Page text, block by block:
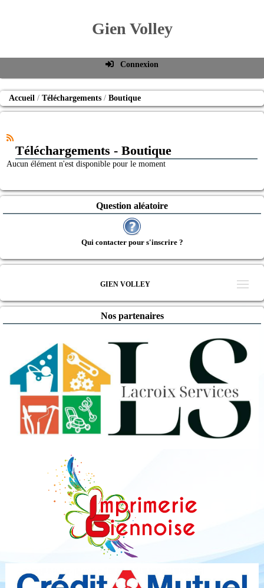
Gien Volley
Connexion
Identifiant de connexion
Mot de passe
Connexion
S'inscrire
Question aléatoire
Qui contacter pour s'inscrire ?
GIEN VOLLEY
Accueil Téléchargements Boutique
Téléchargements - Boutique
Aucun élément n'est disponible pour le moment
Nos partenaires